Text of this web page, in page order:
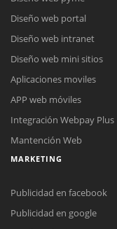
Diseño web portal
Diseño web intranet
Diseño web mini sitios
Aplicaciones moviles
APP web móviles
Integración Webpay Plus
Mantención Web
MARKETING
Publicidad en facebook
Publicidad en google